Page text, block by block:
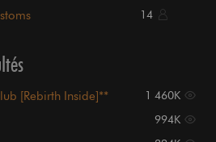
14
[Rebirth Inside]** 1 460K
994K